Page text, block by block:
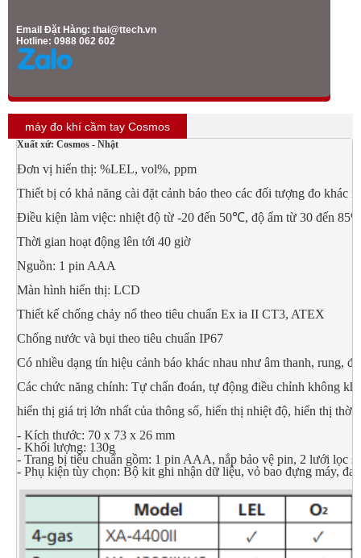
Email Đặt Hàng: thai@ttech.vn
Hotline: 0988 062 602
máy đo khí cầm tay Cosmos
Xuất xứ: Cosmos - Nhật
Đơn vị hiển thị: %LEL, vol%, ppm
Thiết bị có khả năng cài đặt cảnh báo theo các đối tượng đo khác
Điều kiện làm việc: nhiệt độ từ -20 đến 50℃, độ ẩm từ 30 đến
Thời gian hoạt động lên tới 40 giờ
Nguồn: 1 pin AAA
Màn hình hiển thị: LCD
Thiết kế chống chảy nổ theo tiêu chuẩn Ex ia II CT3, ATEX
Chống nước và bụi theo tiêu chuẩn IP67
Có nhiều dạng tín hiệu cảnh báo khác nhau như âm thanh, rung,
Các chức năng chính: Tự chẩn đoán, tự động điều chỉnh không
hiển thị giá trị lớn nhất của thông số, hiển thị nhiệt độ, hiển thị thời
- Kích thước: 70 x 73 x 26 mm
- Khối lượng: 130g
- Trang bị tiêu chuẩn gồm: 1 pin AAA, nắp bảo vệ pin, 2 lưới lọc
- Phụ kiện tùy chọn: Bộ kit ghi nhận dữ liệu, vỏ bao đựng máy,